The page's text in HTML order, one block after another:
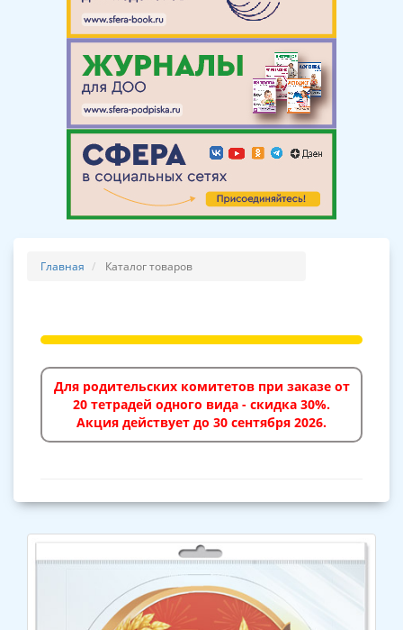
Главная Каталог товаров
Для родительских комитетов при заказе от
20 тетрадей одного вида - скидка 30%.
Акция действует до 30 сентября 2026.